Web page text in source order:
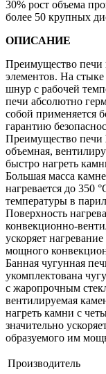
30% рост объема
более 50 крупных
ОПИСАНИЕ
Преимущество печи
элементов. На
шнур с рабочей
печи абсолютно
собой применяется
гарантию
Преимущество печи
объемная,
быстро нагреть
Большая масса
нагревается до 350
температуры в
Поверхность
конвекционно-
ускоряет
мощного
Банная чугунная
укомплектована
с жаропрочным
вентилируемая
нагреть камни с
значительно
образуемого им
Производитель